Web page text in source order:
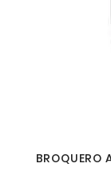
BROQUERO